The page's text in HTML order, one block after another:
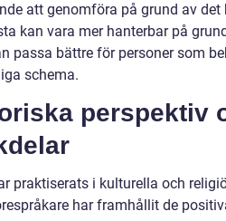
att genomföra på grund av det
kan vara mer hanterbar på
passa bättre för personer som
schema.
perspektiv
praktiserats i kulturella och
har framhållit de